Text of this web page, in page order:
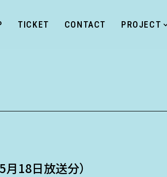
TICKET CONTACT PROJECT
月18日放送分）